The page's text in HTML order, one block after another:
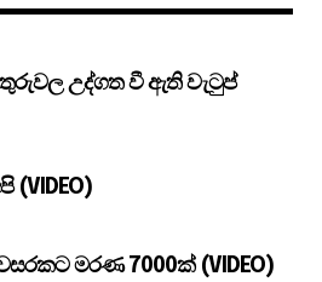
උද්ගත වී ඇති වැටුප්
මරණ 7000ක් (VIDEO)